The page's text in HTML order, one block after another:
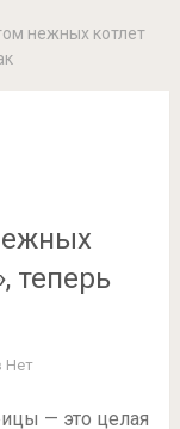
нежных котлет
теперь
Нет
— это целая